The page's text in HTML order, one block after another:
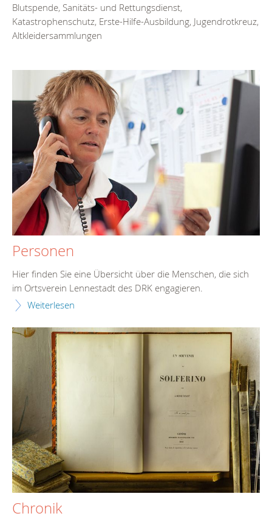
Blutspende, Sanitäts- und Rettungsdienst,
Katastrophenschutz, Erste-Hilfe-Ausbildung, Jugendrotkreuz,
Altkleidersammlungen
Personen
Hier finden Sie eine Übersicht über die Menschen, die sich
im Ortsverein Lennestadt des DRK engagieren.
Weiterlesen
Chronik